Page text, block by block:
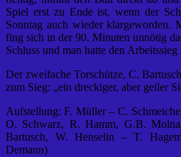
Spiel erst zu Ende ist, wenn der
Sonntag auch wieder klargeworden.
fing sich in der 90. Minuten unnötig
Schluss und man hatte den Arbeitssieg
Der zweifache Torschütze, C.
zum Sieg: „ein dreckiger, aber geiler
Aufstellung: F. Müller – C.
O. Schwarz, R. Hamm, G.B.
Bartusch, W. Henselin – T.
Demann)